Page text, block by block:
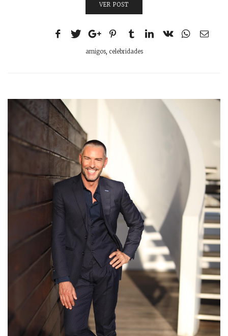
VER POST
amigos, celebridades